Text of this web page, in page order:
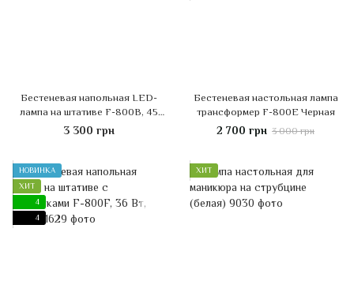
Бестеневая напольная LED-
лампа на штативе F-800B, 45
Вт, Белая
3 300 грн
Бестеневая настольная лампа
трансформер F-800E Черная
2 700 грн 3 000 грн
НОВИНКА
ХИТ
4
4
ХИТ